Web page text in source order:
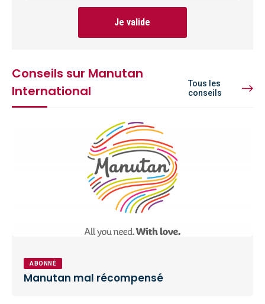
Je valide
Conseils sur Manutan
International
Tous les
conseils
ABONNÉ
Manutan mal récompensé